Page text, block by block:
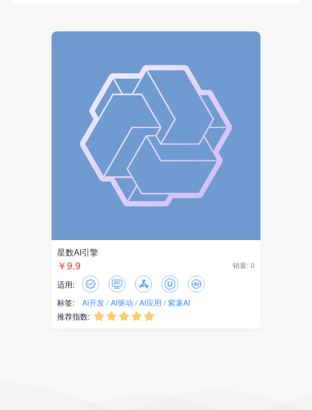
星数AI引擎
￥9.9 销量: 0
适用:
标签:
AI开发 AI驱动 AI应用
紫薯AI
推荐指数:     